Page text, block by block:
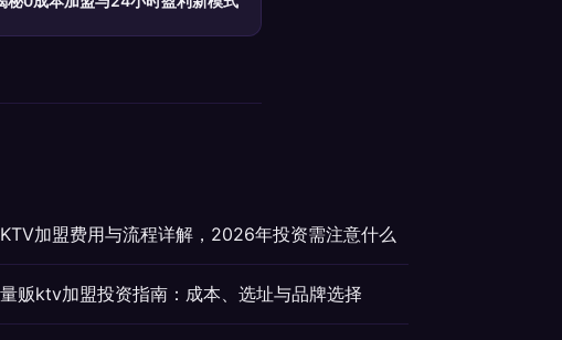
加盟费用与流程详解，2026年投资需注意什么
贩ktv加盟投资指南：成本、选址与品牌选择